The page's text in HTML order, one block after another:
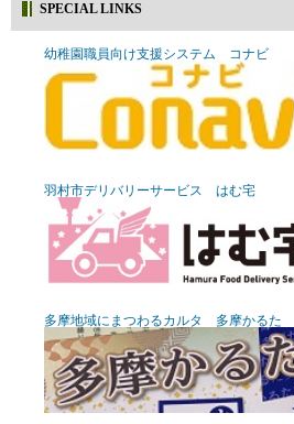
SPECIAL LINKS
幼稚園職員向け支援システム コナビ
羽村市デリバリーサービス はむ宅
多摩地域にまつわるカルタ 多摩かるた